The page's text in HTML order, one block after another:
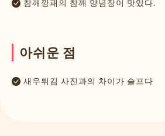
참깨깡패의 참깨 양념장이 맛있다.
아쉬운 점
새우튀김 사진과의 차이가 슬프다